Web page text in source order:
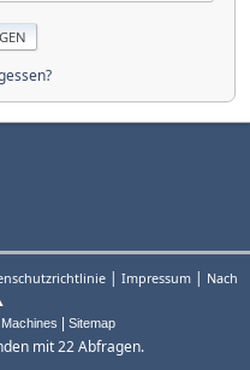
| Impressum| Nach
Sitemap
mit 22 Abfragen.